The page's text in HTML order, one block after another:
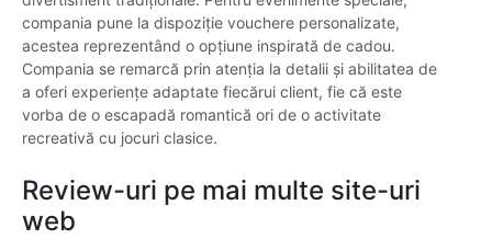
compania pune la dispoziție vouchere personalizate,
acestea reprezentând o opțiune inspirată de cadou.
Compania se remarcă prin atenția la detalii și abilitatea de
a oferi experiențe adaptate fiecărui client, fie că este
vorba de o escapadă romantică ori de o activitate
recreativă cu jocuri clasice.
Review-uri pe mai multe site-uri
web